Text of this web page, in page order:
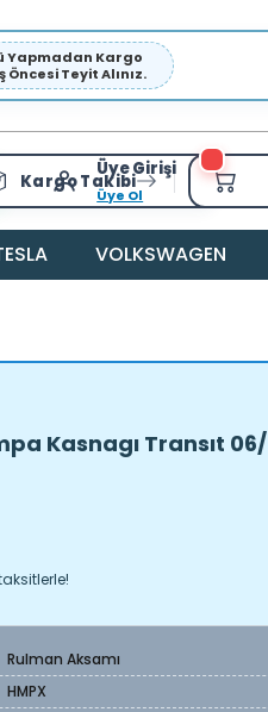
Yapmadan Kargo
Teyit Alınız.
Kargo Takibi
Üye Girişi
Üye Ol
VOLKSWAGEN
Kasnagı Transıt 06/
Rulman Aksamı
HMPX